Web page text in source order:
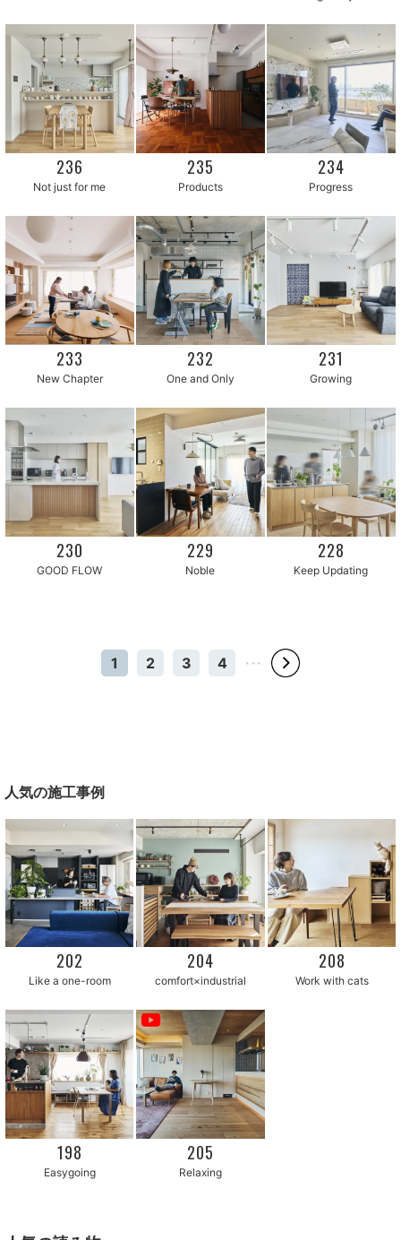
236
Not just for me
235
Products
234
Progress
233
New Chapter
232
One and Only
231
Growing
230
GOOD FLOW
229
Noble
228
Keep Updating
1 2 3 4 ・・・
人気の施工事例
202
Like a one-room
204
comfort×industrial
208
Work with cats
198
Easygoing
205
Relaxing